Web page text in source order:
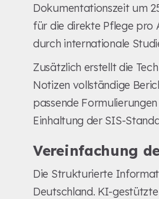
Dokumentationszeit um
für die direkte Pflege pro
durch internationale
Zusätzlich erstellt die
Notizen vollständige
passende
Einhaltung der SIS-
Vereinfachung
Die Strukturierte
Deutschland. KI-